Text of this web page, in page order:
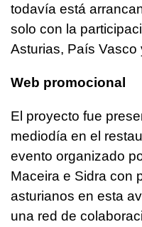
todavía está
solo con la
Asturias, País Vasco
Web promocional
El proyecto fue
mediodía en el
evento organizado
Maceira e Sidra con
asturianos en esta
una red de